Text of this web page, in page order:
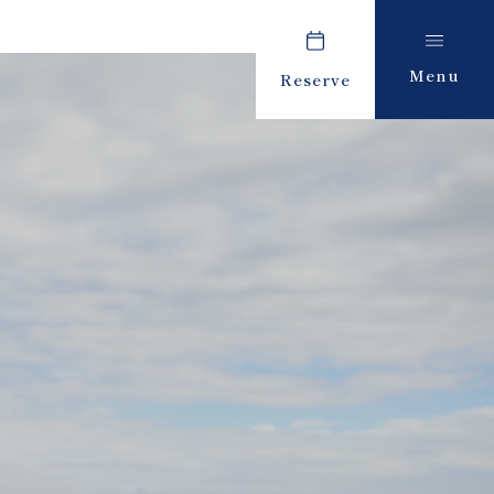
Reserve Menu